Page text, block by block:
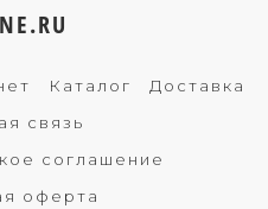
Каталог
Доставка
связь
соглашение
оферта